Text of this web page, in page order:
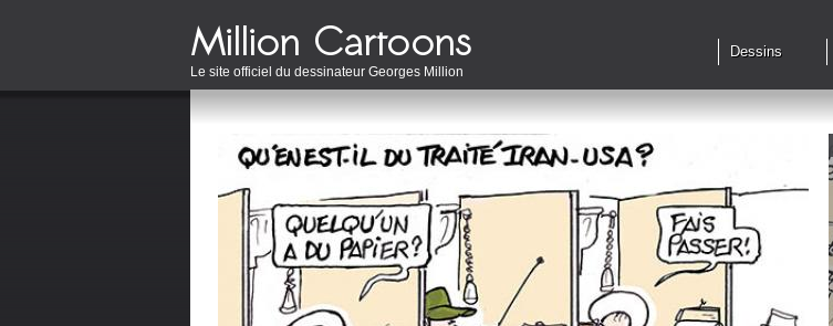
Le site officiel du dessinateur Georges Million
Dessins